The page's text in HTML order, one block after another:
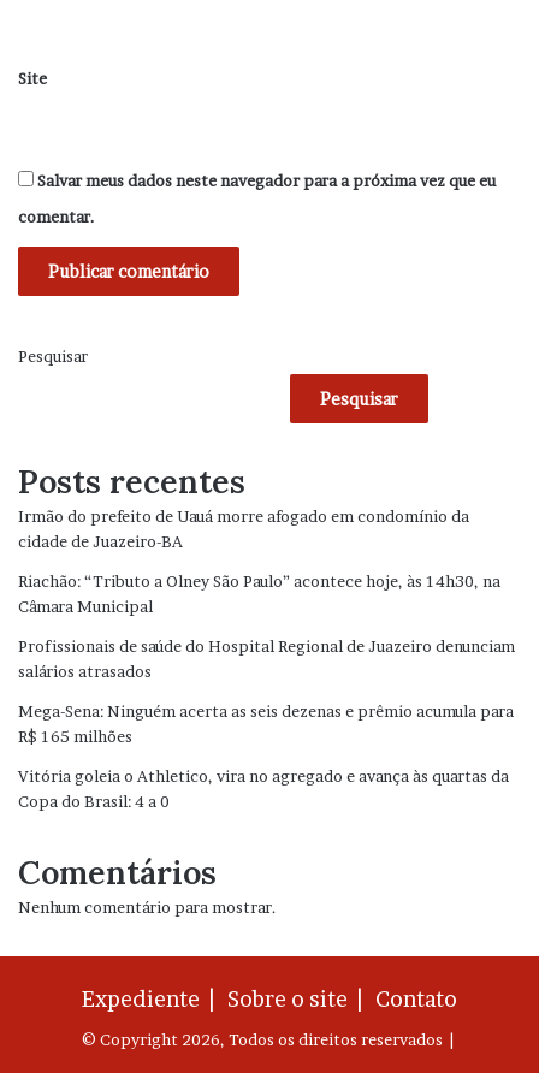
Site
Salvar meus dados neste navegador para a próxima vez que eu
comentar.
Pesquisar
Pesquisar
Posts recentes
Irmão do prefeito de Uauá morre afogado em condomínio da
cidade de Juazeiro-BA
Riachão: “Tributo a Olney São Paulo” acontece hoje, às 14h30, na
Câmara Municipal
Profissionais de saúde do Hospital Regional de Juazeiro denunciam
salários atrasados
Mega-Sena: Ninguém acerta as seis dezenas e prêmio acumula para
R$ 165 milhões
Vitória goleia o Athletico, vira no agregado e avança às quartas da
Copa do Brasil: 4 a 0
Comentários
Nenhum comentário para mostrar.
Expediente | Sobre o site | Contato
© Copyright 2026, Todos os direitos reservados |